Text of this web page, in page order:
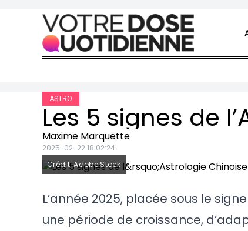
Skip to content
ASTRO
Maxime Marquette
2025-02-22 18:02:24
Crédit: Adobe Stock
L’année 2025, placée sous le
une période de croissance,